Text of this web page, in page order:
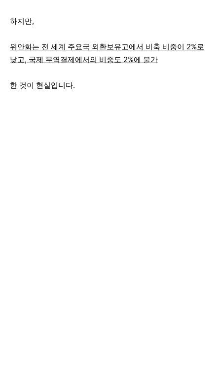
하지만,
위안화는 전 세계 주요국 외환보유고에서 비축 비중이 2%로
낮고, 국제 무역결제에서의 비중도 2%에 불가
한 것이 현실입니다.